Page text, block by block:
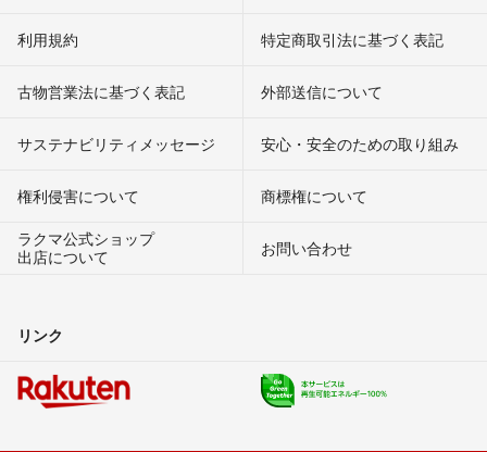
利用規約 特定商取引法に基づく表記
古物営業法に基づく表記 外部送信について
サステナビリティメッセージ 安心・安全のための取り組み
権利侵害について
商標権について
ラクマ公式ショップ
出店について
お問い合わせ
リンク